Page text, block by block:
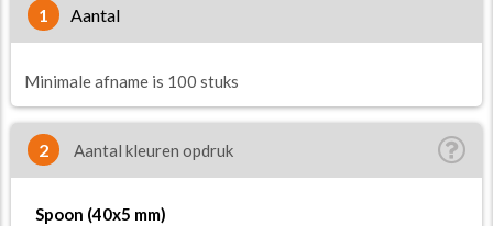
1 aantal
Minimale afname is 100 stuks
2 Aantal kleuren opdruk
Spoon (40x5 mm)